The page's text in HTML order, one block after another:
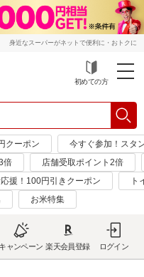
身近なスーパーがネットで便利に・おトクに
初めての方
クーポン
今すぐ参加！スタ
倍
店舗受取ポイント2倍
援！100円引きクーポン
ト
お米特集
キャンペーン 楽天会員登録 ログイン